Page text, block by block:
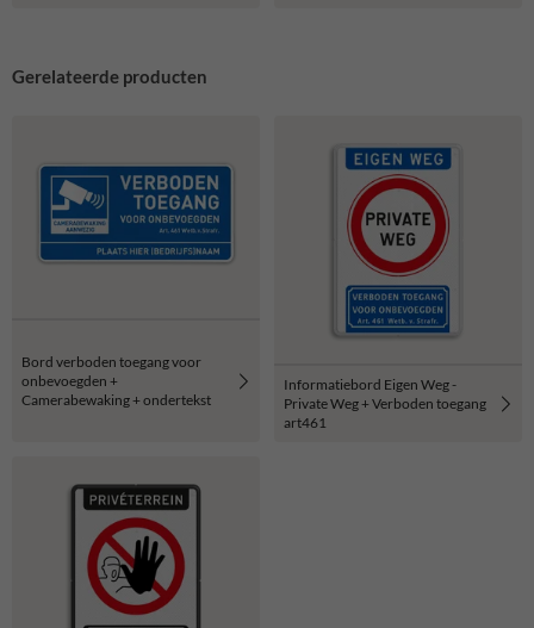
Gerelateerde producten
Bord verboden toegang voor
onbevoegden +
Camerabewaking + ondertekst
Informatiebord Eigen Weg -
Private Weg + Verboden toegang
art461